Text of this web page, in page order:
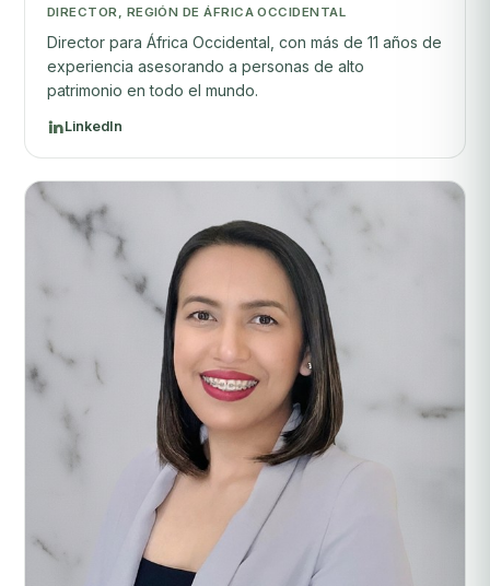
DIRECTOR, REGIÓN DE ÁFRICA OCCIDENTAL
Director para África Occidental, con más de 11 años de
experiencia asesorando a personas de alto
patrimonio en todo el mundo.
LinkedIn